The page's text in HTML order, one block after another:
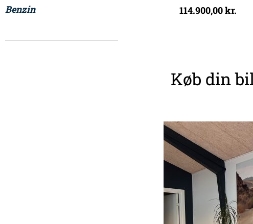
Benzin 114.900,00kr.
Køb din